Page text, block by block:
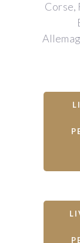
Corse,